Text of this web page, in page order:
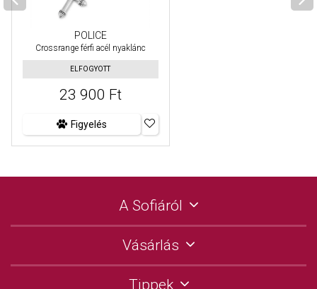
POLICE
Crossrange férfi acél nyaklánc
ELFOGYOTT
23 900 Ft
Figyelés
A Sofiáról
Vásárlás
Tippek